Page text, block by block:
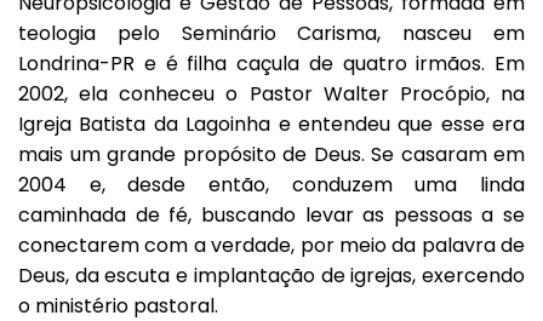
teologia pelo Seminário Carisma, nasceu em
Londrina-PR e é filha caçula de quatro irmãos. Em
2002, ela conheceu o Pastor Walter Procópio, na
Igreja Batista da Lagoinha e entendeu que esse era
mais um grande propósito de Deus. Se casaram em
2004 e, desde então, conduzem uma linda
caminhada de fé, buscando levar as pessoas a se
conectarem com a verdade, por meio da palavra de
Deus, da escuta e implantação de igrejas, exercendo
o ministério pastoral.